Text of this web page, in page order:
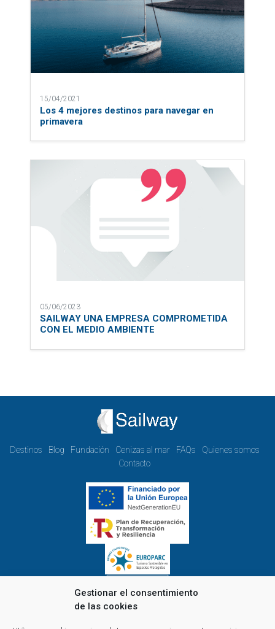
Gestionar el consentimiento
de las cookies
15/04/2021
Los 4 mejores destinos para navegar en
primavera
05/06/2023
SAILWAY UNA EMPRESA COMPROMETIDA
CON EL MEDIO AMBIENTE
Destinos Blog Fundación Cenizas al mar FAQs
Quienes somos
Contacto
Horario de oficina de lunes a viernes: